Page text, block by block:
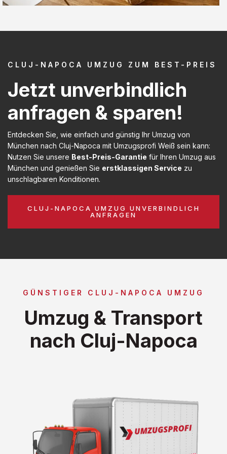
CLUJ-NAPOCA UMZUG ZUM BEST-PREIS
Jetzt unverbindlich
anfragen & sparen!
Entdecken Sie, wie einfach und günstig Ihr Umzug von
München nach Cluj-Napoca mit Umzugsprofi Weiß sein kann:
Nutzen Sie unsere Best-Preis-Garantie für Ihren Umzug aus
München und genießen Sie erstklassigen Service zu
unschlagbaren Konditionen.
CLUJ-NAPOCA UMZUG UNVERBINDLICH
ANFRAGEN
GÜNSTIGER CLUJ-NAPOCA UMZUG
Umzug & Transport
nach Cluj-Napoca